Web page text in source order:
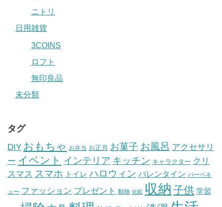
ニトリ
日用雑貨
3COINS
ロフト
無印良品
未分類
タグ
DIY おもちゃ お弁当 お正月 お菓子 お風呂 アクセサリ
ー イベント インテリア キッチン キャラクター クリ
スマス スマホ トイレ ハロウィン バレンタイン バーベキ
ュー ファッション プレゼント 動物 化粧 収納 子供 学習